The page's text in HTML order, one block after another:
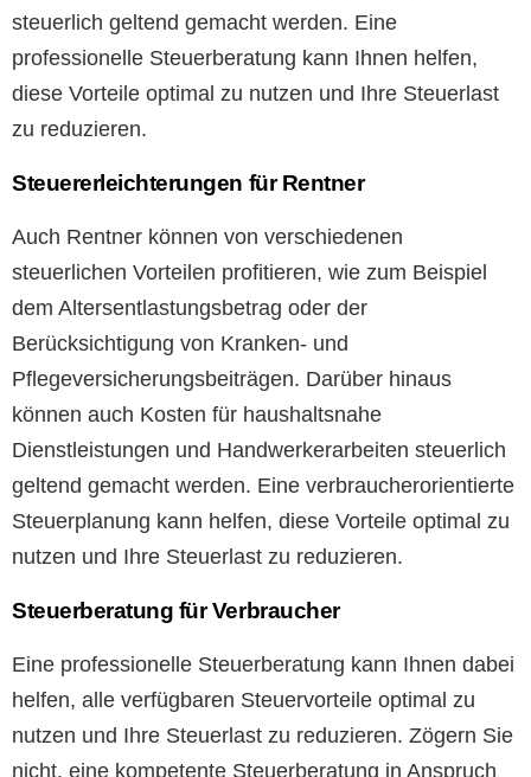
steuerlich geltend gemacht werden. Eine
professionelle Steuerberatung kann Ihnen helfen,
diese Vorteile optimal zu nutzen und Ihre Steuerlast
zu reduzieren.
Steuererleichterungen für Rentner
Auch Rentner können von verschiedenen
steuerlichen Vorteilen profitieren, wie zum Beispiel
dem Altersentlastungsbetrag oder der
Berücksichtigung von Kranken- und
Pflegeversicherungsbeiträgen. Darüber hinaus
können auch Kosten für haushaltsnahe
Dienstleistungen und Handwerkerarbeiten steuerlich
geltend gemacht werden. Eine verbraucherorientierte
Steuerplanung kann helfen, diese Vorteile optimal zu
nutzen und Ihre Steuerlast zu reduzieren.
Steuerberatung für Verbraucher
Eine professionelle Steuerberatung kann Ihnen dabei
helfen, alle verfügbaren Steuervorteile optimal zu
nutzen und Ihre Steuerlast zu reduzieren. Zögern Sie
nicht, eine kompetente Steuerberatung in Anspruch